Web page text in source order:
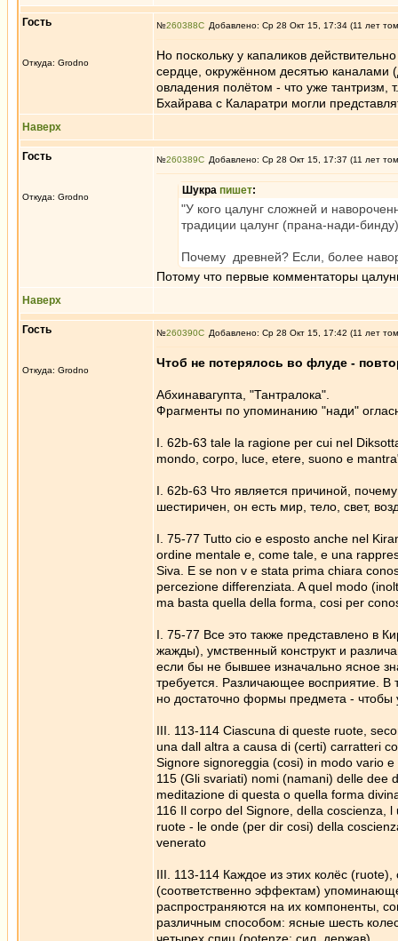
Гость
Откуда: Grodno
№260388 Добавлено: Ср 28 Окт 15, 17:34 (11 лет
Но поскольку у капаликов
сердце, окружённом десятью каналами
овладения полётом - что уже тантризм,
Бхайрава с Каларатри могли
Наверх
Гость
Откуда: Grodno
№260389 Добавлено: Ср 28 Окт 15, 17:37 (11 лет
Шукра пишет:
"У кого цалунг сложней и
традиции цалунг (прана-нади-
Почему древней? Если, более
Потому что первые комментаторы
Наверх
Гость
Откуда: Grodno
№260390 Добавлено: Ср 28 Окт 15, 17:42 (11 лет
Чтоб не потерялось во флуде -
Абхинавагупта, "Тантралока".
Фрагменты по упоминанию "нади"
I. 62b-63 tale la ragione per cui nel
mondo, corpo, luce, etere, suono e
I. 62b-63 Что является причиной,
шестиричен, он есть мир, тело, свет,
I. 75-77 Tutto cio e esposto anche nel
ordine mentale e, come tale, e una
Siva. E se non v e stata prima chiara
percezione differenziata. A quel modo
ma basta quella della forma, cosi per
I. 75-77 Все это также представлено в
жажды), умственный конструкт и
если бы не бывшее изначально ясное
требуется. Различающее восприятие. В
но достаточно формы предмета - чтобы
III. 113-114 Ciascuna di queste ruote,
una dall altra a causa di (certi) carratteri
Signore signoreggia (cosi) in modo vario
115 (Gli svariati) nomi (namani) delle dee
meditazione di questa o quella forma
116 Il corpo del Signore, della coscienza,
ruote - le onde (per dir cosi) della
venerato
III. 113-114 Каждое из этих колёс
(соответственно эффектам)
распространяются на их компоненты,
различным способом: ясные шесть